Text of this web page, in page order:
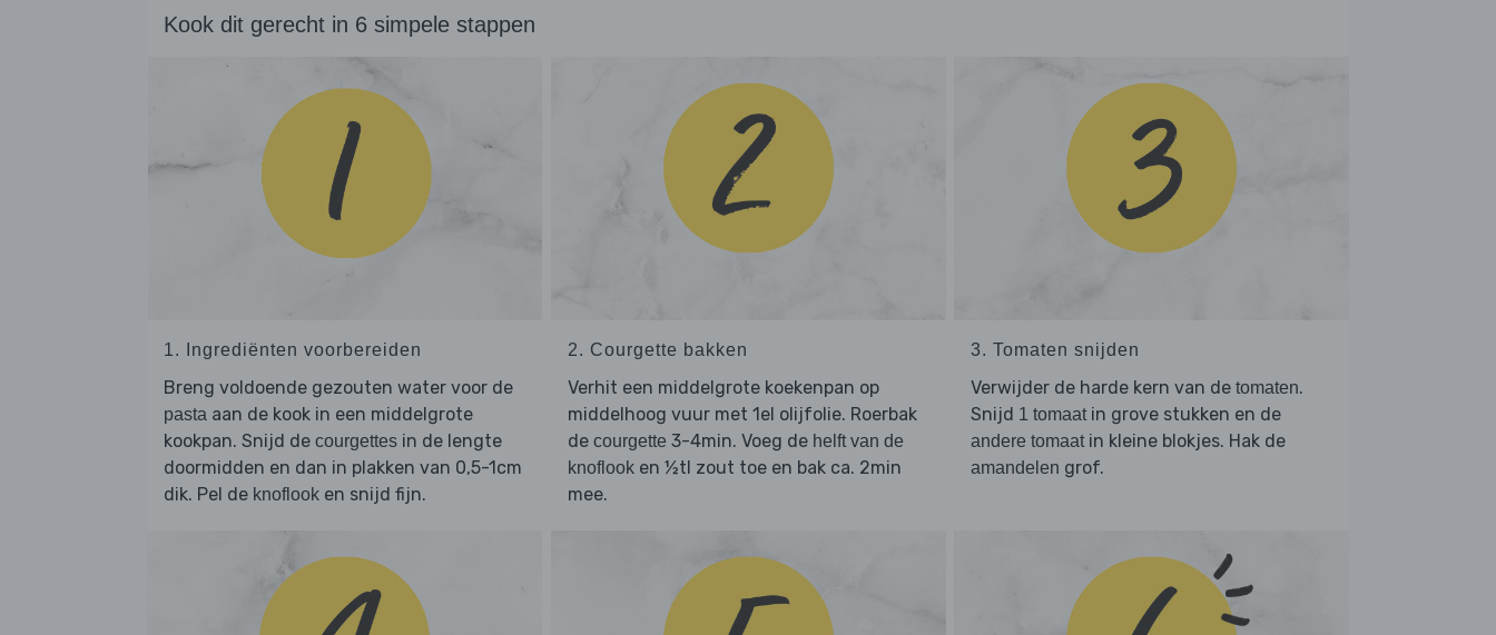
Kook dit gerecht in 6 simpele stappen
1. Ingrediënten voorbereiden
Breng voldoende gezouten water voor de
pasta aan de kook in een middelgrote
kookpan. Snijd de courgettes in de lengte
doormidden en dan in plakken van 0,5-1cm
dik. Pel de knoflook en snijd fijn.
2. Courgette bakken
Verhit een middelgrote koekenpan op
middelhoog vuur met 1el olijfolie. Roerbak
de courgette 3-4min. Voeg de helft van de
knoflooken ½tl zout toe en bak ca. 2min
mee.
3. Tomaten snijden
Verwijder de harde kern van de tomaten.
Snijd 1 tomaatin grove stukken en de
andere tomaatin kleine blokjes. Hak de
amandelen grof.